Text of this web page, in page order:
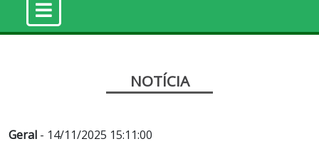
NOTÍCIA
Geral - 14/11/2025 15:11:00